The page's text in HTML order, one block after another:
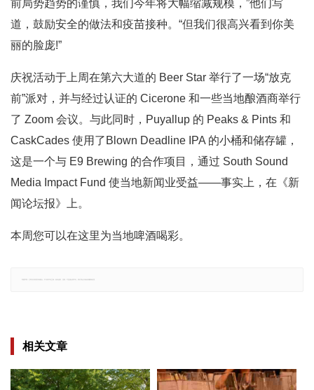
前局势趋势的谨慎，我们今年将大幅缩减规模，”他们写
道，鼓励安全的做法和疫苗接种。“但我们很高兴看到你美
丽的脸庞!”
庆祝活动于上周在第六大道的 Beer Star 举行了一场“放克
前”派对，并与经过认证的 Cicerone 和一些当地酿酒商举行
了 Zoom 会议。与此同时，Puyallup 的 Peaks & Pints 和
CaskCades 使用了Blown Deadline IPA 的小桶和储存罐，
这是一个与 E9 Brewing 的合作项目，通过 South Sound
Media Impact Fund 使当地新闻业受益——事实上，在《新
闻论坛报》上。
本周您可以在这里为当地啤酒喝彩。
郑重声明：文章仅代表原作者观点，不代表本站立场；如有侵权、违规，可直接反馈本站，我们将会作修改或删除处理。
相关文章